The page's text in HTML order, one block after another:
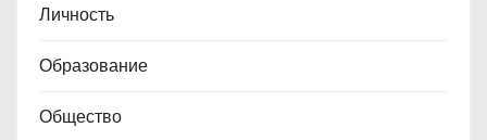
Личность
Образование
Общество